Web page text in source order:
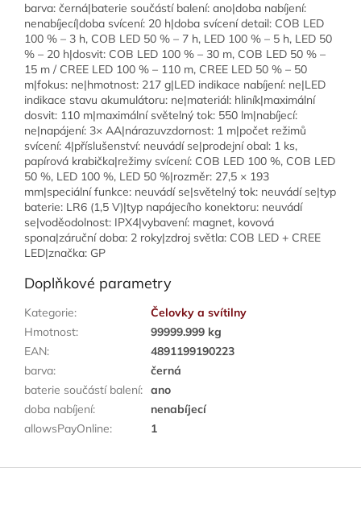
barva: černá|baterie součástí balení: ano|doba nabíjení:
nenabíjecí|doba svícení: 20 h|doba svícení detail: COB LED
100 % – 3 h, COB LED 50 % – 7 h, LED 100 % – 5 h, LED 50
% – 20 h|dosvit: COB LED 100 % – 30 m, COB LED 50 % –
15 m / CREE LED 100 % – 110 m, CREE LED 50 % – 50
m|fokus: ne|hmotnost: 217 g|LED indikace nabíjení: ne|LED
indikace stavu akumulátoru: ne|materiál: hliník|maximální
dosvit: 110 m|maximální světelný tok: 550 lm|nabíjecí:
ne|napájení: 3× AA|nárazuvzdornost: 1 m|počet režimů
svícení: 4|příslušenství: neuvádí se|prodejní obal: 1 ks,
papírová krabička|režimy svícení: COB LED 100 %, COB LED
50 %, LED 100 %, LED 50 %|rozměr: 27,5 × 193
mm|speciální funkce: neuvádí se|světelný tok: neuvádí se|typ
baterie: LR6 (1,5 V)|typ napájecího konektoru: neuvádí
se|voděodolnost: IPX4|vybavení: magnet, kovová
spona|záruční doba: 2 roky|zdroj světla: COB LED + CREE
LED|značka: GP
Doplňkové parametry
Kategorie:
Čelovky a svítilny
Hmotnost:
99999.999 kg
EAN:
4891199190223
barva:
černá
baterie součástí balení: ano
doba nabíjení:
nenabíjecí
allowsPayOnline: 1